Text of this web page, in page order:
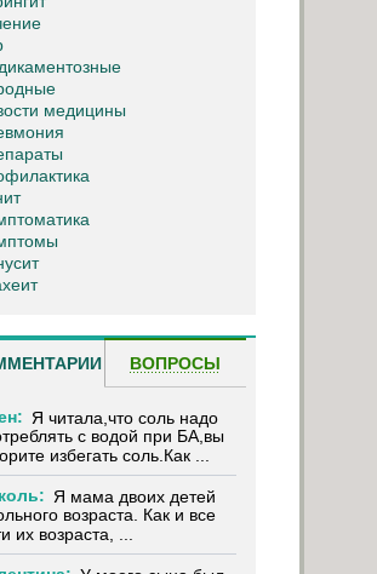
медицины
ВОПРОСЫ
Я читала,что соль надо
с водой при БА,вы
избегать соль.Как ...
Я мама двоих детей
возраста. Как и все
их возраста, ...